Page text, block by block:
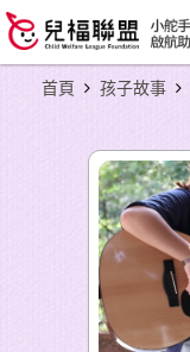
首頁 孩子故事